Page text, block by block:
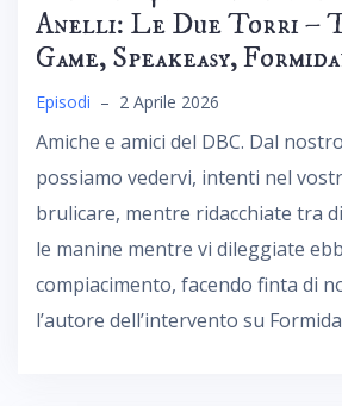
Anelli: Le Due Torri –
Game, Speakeasy,
Episodi – 2 Aprile 2026
Amiche e amici del DBC. Dal
possiamo vedervi, intenti nel
brulicare, mentre ridacchiate tra
le manine mentre vi dileggiate
compiacimento, facendo finta di
l’autore dell’intervento su